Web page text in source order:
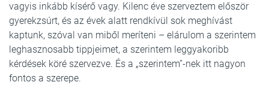
vagyis inkább kísérő vagy. Kilenc éve szerveztem először
gyerekzsúrt, és az évek alatt rendkívül sok meghívást
kaptunk, szóval van miből meríteni – elárulom a szerintem
leghasznosabb tippjeimet, a szerintem leggyakoribb
kérdések köré szervezve. És a „szerintem”-nek itt nagyon
fontos a szerepe.